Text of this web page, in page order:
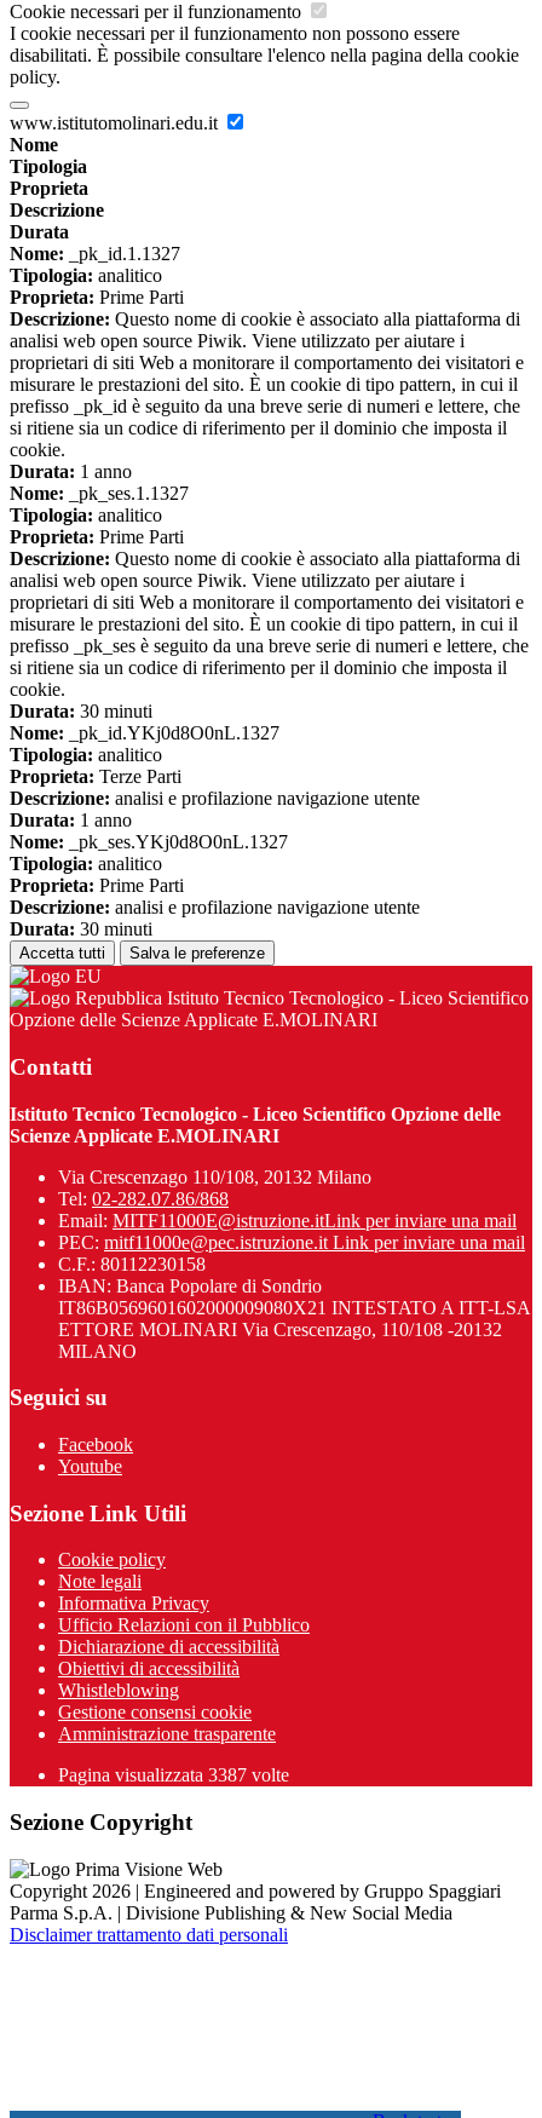
Cookie necessari per il funzionamento
I cookie necessari per il funzionamento non possono essere
disabilitati. È possibile consultare l'elenco nella pagina della cookie
policy.
www.istitutomolinari.edu.it
Nome
Tipologia
Proprieta
Descrizione
Durata
Nome: _pk_id.1.1327
Tipologia: analitico
Proprieta: Prime Parti
Descrizione: Questo nome di cookie è associato alla piattaforma di
analisi web open source Piwik. Viene utilizzato per aiutare i
proprietari di siti Web a monitorare il comportamento dei visitatori e
misurare le prestazioni del sito. È un cookie di tipo pattern, in cui il
prefisso _pk_id è seguito da una breve serie di numeri e lettere, che
si ritiene sia un codice di riferimento per il dominio che imposta il
cookie.
Durata: 1 anno
Nome: _pk_ses.1.1327
Tipologia: analitico
Proprieta: Prime Parti
Descrizione: Questo nome di cookie è associato alla piattaforma di
analisi web open source Piwik. Viene utilizzato per aiutare i
proprietari di siti Web a monitorare il comportamento dei visitatori e
misurare le prestazioni del sito. È un cookie di tipo pattern, in cui il
prefisso _pk_ses è seguito da una breve serie di numeri e lettere, che
si ritiene sia un codice di riferimento per il dominio che imposta il
cookie.
Durata: 30 minuti
Nome: _pk_id.YKj0d8O0nL.1327
Tipologia: analitico
Proprieta: Terze Parti
Descrizione: analisi e profilazione navigazione utente
Durata: 1 anno
Nome: _pk_ses.YKj0d8O0nL.1327
Tipologia: analitico
Proprieta: Prime Parti
Descrizione: analisi e profilazione navigazione utente
Durata: 30 minuti
Accetta tutti Salva le preferenze
Istituto Tecnico Tecnologico - Liceo Scientifico
Opzione delle Scienze Applicate E.MOLINARI
Contatti
Istituto Tecnico Tecnologico - Liceo Scientifico Opzione delle
Scienze Applicate E.MOLINARI
Via Crescenzago 110/108, 20132 Milano
Tel: 02-282.07.86/868
Email: MITF11000E@istruzione.itLink per inviare una mail
PEC: mitf11000e@pec.istruzione.it Link per inviare una mail
C.F.: 80112230158
IBAN: Banca Popolare di Sondrio
IT86B0569601602000009080X21 INTESTATO A ITT-LSA
ETTORE MOLINARI Via Crescenzago, 110/108 -20132
MILANO
Seguici su
Facebook
Youtube
Sezione Link Utili
Cookie policy
Note legali
Informativa Privacy
Ufficio Relazioni con il Pubblico
Dichiarazione di accessibilità
Obiettivi di accessibilità
Whistleblowing
Gestione consensi cookie
Amministrazione trasparente
Pagina visualizzata 3387 volte
Sezione Copyright
Copyright 2026 | Engineered and powered by Gruppo Spaggiari
Parma S.p.A. | Divisione Publishing & New Social Media
Disclaimer trattamento dati personali